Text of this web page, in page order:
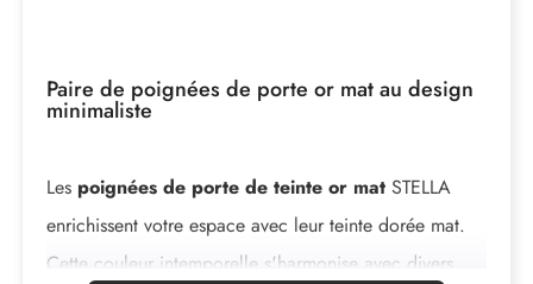
Paire de poignées de porte or mat au design
minimaliste
Les poignées de porte de teinte or mat STELLA
enrichissent votre espace avec leur teinte dorée mat.
Cette couleur intemporelle s'harmonise avec divers